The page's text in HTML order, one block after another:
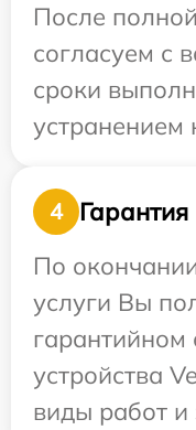
После
согласуем с
сроки
устранением
4
Гарантия
По
услуги Вы
устройства
виды работ и